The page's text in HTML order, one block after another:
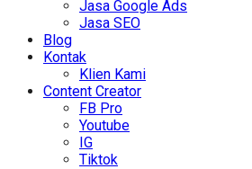
Jasa Google Ads
Jasa SEO
Blog
Kontak
Klien Kami
Content Creator
FB Pro
Youtube
IG
Tiktok